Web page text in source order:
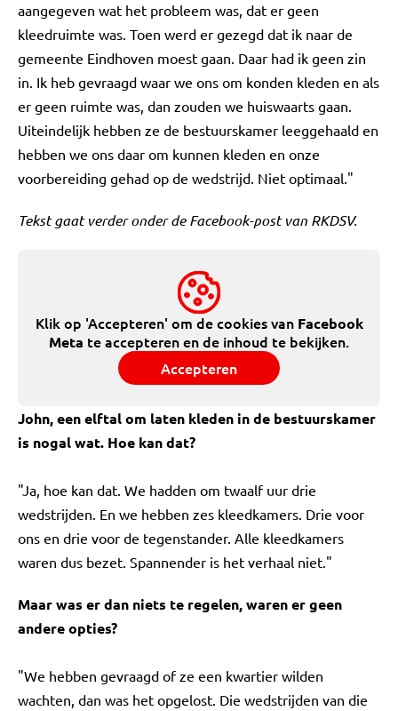
aangegeven wat het probleem was, dat er geen
kleedruimte was. Toen werd er gezegd dat ik naar de
gemeente Eindhoven moest gaan. Daar had ik geen zin
in. Ik heb gevraagd waar we ons om konden kleden en als
er geen ruimte was, dan zouden we huiswaarts gaan.
Uiteindelijk hebben ze de bestuurskamer leeggehaald en
hebben we ons daar om kunnen kleden en onze
voorbereiding gehad op de wedstrijd. Niet optimaal."
Tekst gaat verder onder de Facebook-post van RKDSV.
Klik op 'Accepteren' om de cookies van Facebook
Meta te accepteren en de inhoud te bekijken.
Accepteren
John, een elftal om laten kleden in de bestuurskamer
is nogal wat. Hoe kan dat?
"Ja, hoe kan dat. We hadden om twaalf uur drie
wedstrijden. En we hebben zes kleedkamers. Drie voor
ons en drie voor de tegenstander. Alle kleedkamers
waren dus bezet. Spannender is het verhaal niet."
Maar was er dan niets te regelen, waren er geen
andere opties?
"We hebben gevraagd of ze een kwartier wilden
wachten, dan was het opgelost. Die wedstrijden van die